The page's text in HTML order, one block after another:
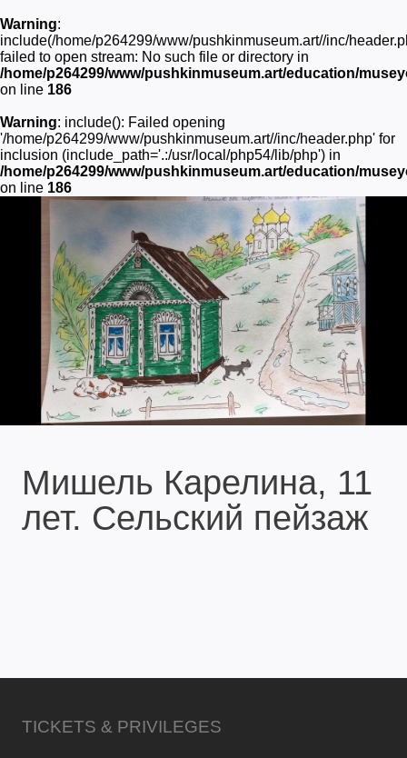
Warning:
include(/home/p264299/www/pushkinmuseum.art//inc/
failed to open stream: No such file or directory in
/home/p264299/www/pushkinmuseum.art/education/
on line 186
Warning: include(): Failed opening
'/home/p264299/www/pushkinmuseum.art//inc/header.php' for
inclusion (include_path='.:/usr/local/php54/lib/php') in
/home/p264299/www/pushkinmuseum.art/education/
on line 186
Мишель Карелина, 11
лет. Сельский пейзаж
TICKETS & PRIVILEGES